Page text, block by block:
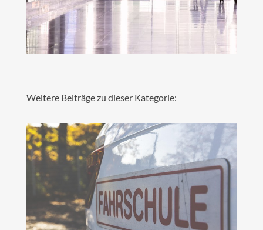
Weitere Beiträge zu dieser Kategorie: